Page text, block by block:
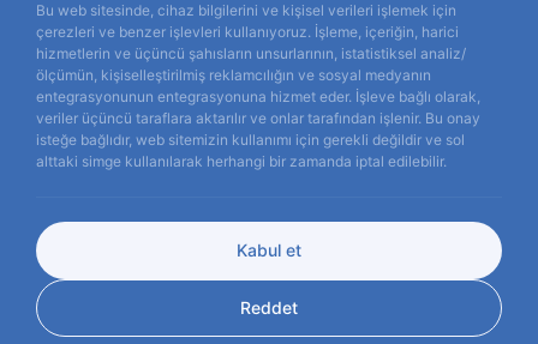
İletişim
Gözlerinizinkonforu
önceliğimizdir.
TR EN ES FR DE
Gizlilik ŞartlarıÇerezler
WEB
Bu web sitesinde, cihaz bilgilerini ve kişisel verileri işlemek için
çerezleri ve benzer işlevleri kullanıyoruz. İşleme, içeriğin, harici
hizmetlerin ve üçüncü şahısların unsurlarının, istatistiksel analiz/
ölçümün, kişiselleştirilmiş reklamcılığın ve sosyal medyanın
entegrasyonunun entegrasyonuna hizmet eder. İşleve bağlı olarak,
veriler üçüncü taraflara aktarılır ve onlar tarafından işlenir. Bu onay
isteğe bağlıdır, web sitemizin kullanımı için gerekli değildir ve sol
alttaki simge kullanılarak herhangi bir zamanda iptal edilebilir.
Kabul et
Reddet